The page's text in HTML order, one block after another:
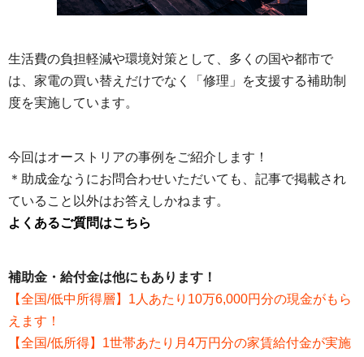
生活費の負担軽減や環境対策として、多くの国や都市で
は、家電の買い替えだけでなく「修理」を支援する補助制
度を実施しています。
今回はオーストリアの事例をご紹介します！
＊助成金なうにお問合わせいただいても、記事で掲載され
ていること以外はお答えしかねます。
よくあるご質問はこちら
補助金・給付金は他にもあります！
【全国/低中所得層】1人あたり10万6,000円分の現金がもら
えます！
【全国/低所得】1世帯あたり月4万円分の家賃給付金が実施